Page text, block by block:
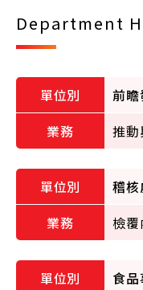
Department
前瞻
推
稽核
檢
食